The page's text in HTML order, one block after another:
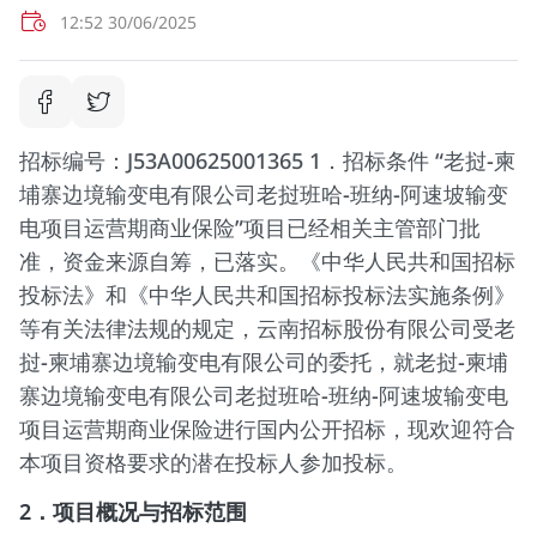
12:52 30/06/2025
招标编号：J53A00625001365 1．招标条件 “老挝-柬
埔寨边境输变电有限公司老挝班哈-班纳-阿速坡输变
电项目运营期商业保险”项目已经相关主管部门批
准，资金来源自筹，已落实。《中华人民共和国招标
投标法》和《中华人民共和国招标投标法实施条例》
等有关法律法规的规定，云南招标股份有限公司受老
挝-柬埔寨边境输变电有限公司的委托，就老挝-柬埔
寨边境输变电有限公司老挝班哈-班纳-阿速坡输变电
项目运营期商业保险进行国内公开招标，现欢迎符合
本项目资格要求的潜在投标人参加投标。
2 ．项目概况与招标范围